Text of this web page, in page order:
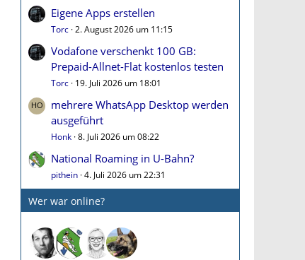
Eigene Apps erstellen
Torc 2. August 2026 um 11:15
Vodafone verschenkt 100 GB:
Prepaid-Allnet-Flat kostenlos testen
Torc 19. Juli 2026 um 18:01
mehrere WhatsApp Desktop werden
ausgeführt
Honk 8. Juli 2026 um 08:22
National Roaming in U-Bahn?
pithein 4. Juli 2026 um 22:31
Wer war online?